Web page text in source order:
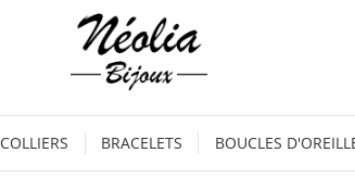
COLLIERS BRACELETS BOUCLES